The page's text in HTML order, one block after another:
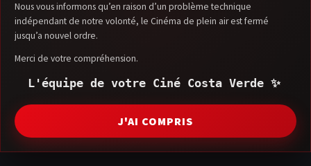
Nous vous informons qu’en raison d’un problème technique
indépendant de notre volonté, le Cinéma de plein air est fermé
jusqu’a nouvel ordre.
Merci de votre compréhension.
L'équipe de votre Ciné Costa Verde ✨
J'AI COMPRIS